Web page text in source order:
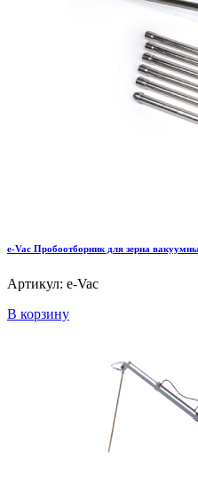
e-Vac Пробоотборник для зерна
Артикул: e-Vac
В корзину